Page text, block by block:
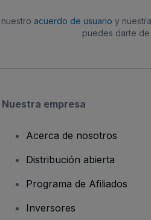
acuerdo de usuario y nuestra
puedes darte de
Nuestra empresa
Acerca de nosotros
Distribución abierta
Programa de Afiliados
Inversores